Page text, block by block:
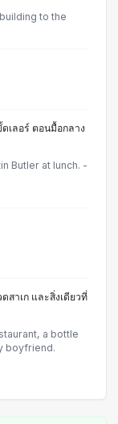
to the
เลอร์ ตอนมื้อกลาง
Butler at lunch. -
สาเก และสิ่งเดียวที่
a bottle
boyfriend.